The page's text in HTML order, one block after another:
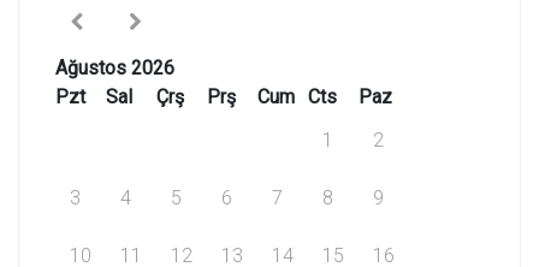
Ağustos 2026
Pzt
Sal Çrş Prş Cum Cts
Paz
1
2
3 4 5 6 7 8 9
10 11 12 13 14 15 16